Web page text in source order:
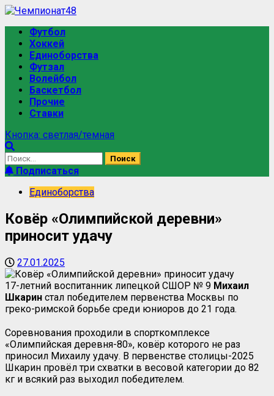
Футбол
Хоккей
Единоборства
Футзал
Волейбол
Баскетбол
Прочие
Ставки
Кнопка: светлая/темная
Подписаться
Единоборства
Ковёр «Олимпийской деревни»
приносит удачу
27.01.2025
17-летний воспитанник липецкой СШОР № 9 Михаил
Шкарин стал победителем первенства Москвы по
греко-римской борьбе среди юниоров до 21 года.
Соревнования проходили в спорткомплексе
«Олимпийская деревня-80», ковёр которого не раз
приносил Михаилу удачу. В первенстве столицы-2025
Шкарин провёл три схватки в весовой категории до 82
кг и всякий раз выходил победителем.